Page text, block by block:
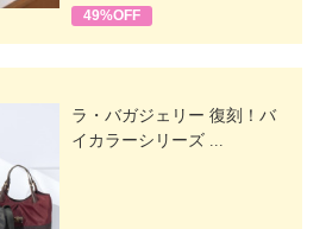
49%OFF
ラ・バガジェリー 復刻！バ
イカラーシリーズ ...